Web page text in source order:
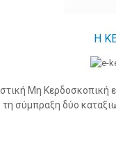
Η
Μη Κερδοσκοπική
τη σύμπραξη δύο